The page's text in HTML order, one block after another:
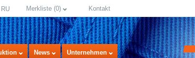
RU Merkliste (0) Kontakt
News Unternehmen